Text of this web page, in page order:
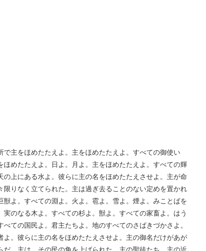
主をほめたたえよ。主をほめたたえよ。すべての御使い
ほめたたえよ。日よ。月よ。主をほめたたえよ。すべての輝
の上にある水よ。彼らに主の名をほめたたえさせよ。主が命
限りなく立てられた。主は過ぎ去ることのない定めを置かれ
よ。すべての淵よ。火よ。雹よ。雪よ。煙よ。みことばを
のなる木よ。すべての杉よ。獣よ。すべての家畜よ。はう
ての国民よ。君主たちよ。地のすべてのさばきづかさよ。
。彼らに主の名をほめたたえさせよ。主の御名だけがあが